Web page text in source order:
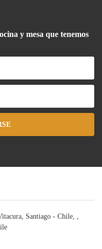
y mesa que tenemos
Santiago - Chile, ,